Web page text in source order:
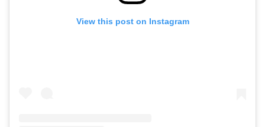
View this post on Instagram